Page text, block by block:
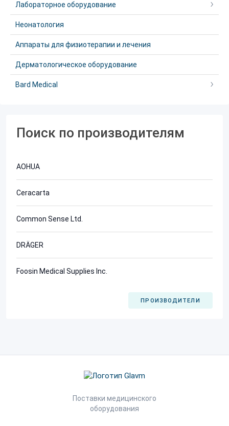
Лабораторное оборудование
Неонатология
Аппараты для физиотерапии и лечения
Дерматологическое оборудование
Bard Medical
Поиск по производителям
AOHUA
Ceracarta
Common Sense Ltd.
DRÄGER
Foosin Medical Supplies Inc.
ПРОИЗВОДИТЕЛИ
Поставки медицинского
оборудования